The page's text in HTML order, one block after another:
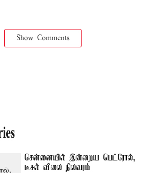
Show Comments
சென்னையில் இன்றைய பெட்ரோல்,
டீசல் விலை நிலவரம்